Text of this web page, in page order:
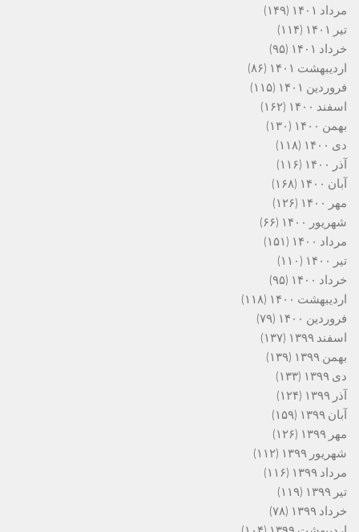
مرداد ۱۴۰۱
(۱۴۹)
تیر ۱۴۰۱
(۱۱۴)
خرداد ۱۴۰۱
(۹۵)
اردیبهشت ۱۴۰۱
(۸۶)
فروردین ۱۴۰۱
(۱۱۵)
اسفند ۱۴۰۰
(۱۶۲)
بهمن ۱۴۰۰
(۱۳۰)
دی ۱۴۰۰
(۱۱۸)
آذر ۱۴۰۰
(۱۱۶)
آبان ۱۴۰۰
(۱۶۸)
مهر ۱۴۰۰
(۱۲۶)
شهریور ۱۴۰۰
(۶۶)
مرداد ۱۴۰۰
(۱۵۱)
تیر ۱۴۰۰
(۱۱۰)
خرداد ۱۴۰۰
(۹۵)
اردیبهشت ۱۴۰۰
(۱۱۸)
فروردین ۱۴۰۰
(۷۹)
اسفند ۱۳۹۹
(۱۳۷)
بهمن ۱۳۹۹
(۱۳۹)
دی ۱۳۹۹
(۱۳۳)
آذر ۱۳۹۹
(۱۲۴)
آبان ۱۳۹۹
(۱۵۹)
مهر ۱۳۹۹
(۱۲۶)
شهریور ۱۳۹۹
(۱۱۲)
مرداد ۱۳۹۹
(۱۱۶)
تیر ۱۳۹۹
(۱۱۹)
خرداد ۱۳۹۹
(۷۸)